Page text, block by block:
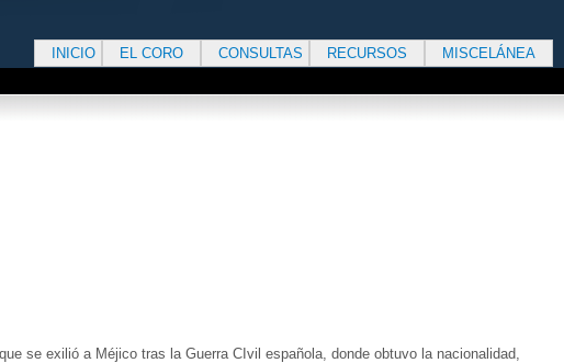
se exilió a Méjico tras la Guerra CIvil española, donde obtuvo la nacionalidad,
INICIO EL CORO CONSULTAS RECURSOS MISCELÁNEA